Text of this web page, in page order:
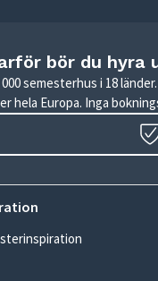
bör du hyra
000 semesterhus i 18
hela Europa. Inga